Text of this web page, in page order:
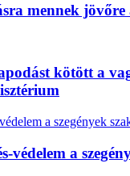
mennek
kötött a
védelem a